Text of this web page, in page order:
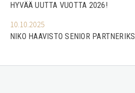
HYVÄÄ UUTTA VUOTTA 2026!
10.10.2025
NIKO HAAVISTO SENIOR PARTNERIKSI